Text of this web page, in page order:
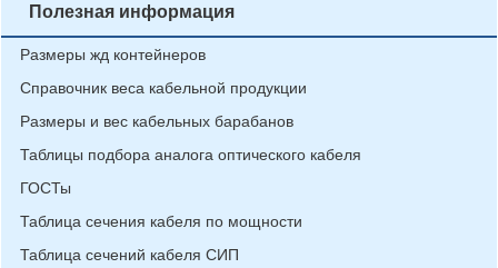
Полезная информация
Размеры жд контейнеров
Справочник веса кабельной продукции
Размеры и вес кабельных барабанов
Таблицы подбора аналога оптического кабеля
ГОСТы
Таблица сечения кабеля по мощности
Таблица сечений кабеля СИП